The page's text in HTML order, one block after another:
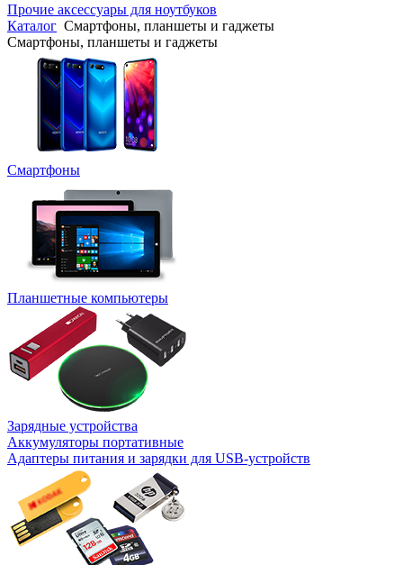
Прочие аксессуары для ноутбуков
Каталог Смартфоны, планшеты и гаджеты
Смартфоны, планшеты и гаджеты
Смартфоны
Планшетные компьютеры
Зарядные устройства
Аккумуляторы портативные
Адаптеры питания и зарядки для USB-устройств